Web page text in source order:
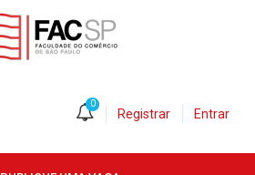
0
Registrar Entrar